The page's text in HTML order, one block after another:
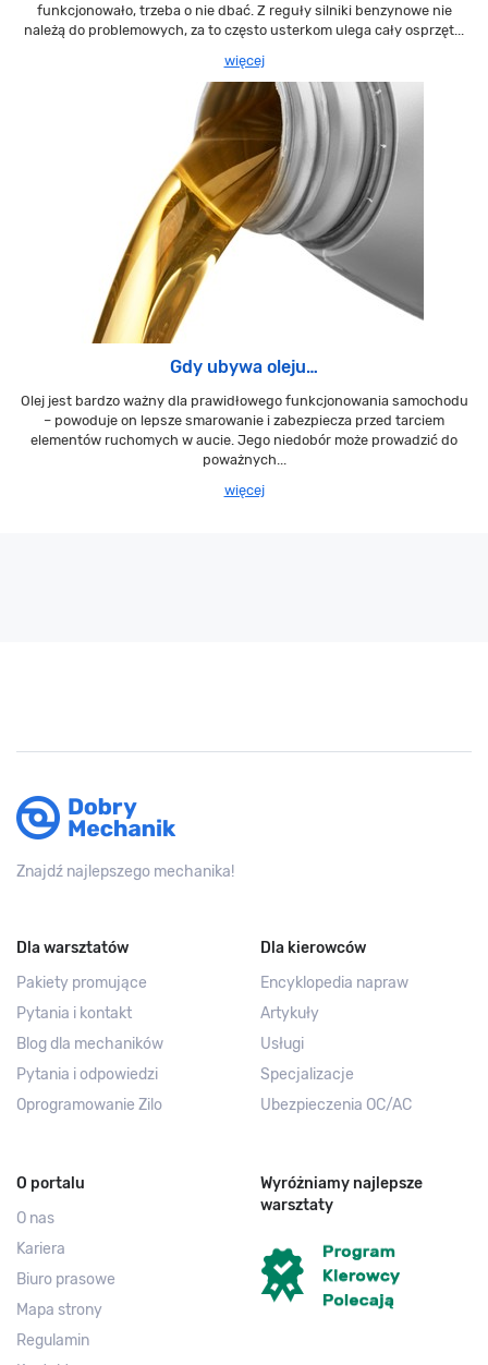
funkcjonowało, trzeba o nie dbać. Z reguły silniki benzynowe nie
należą do problemowych, za to często usterkom ulega cały osprzęt...
więcej
Gdy ubywa oleju…
Olej jest bardzo ważny dla prawidłowego funkcjonowania samochodu
– powoduje on lepsze smarowanie i zabezpiecza przed tarciem
elementów ruchomych w aucie. Jego niedobór może prowadzić do
poważnych...
więcej
Znajdź najlepszego mechanika!
Dla warsztatów
Pakiety promujące
Pytania i kontakt
Blog dla mechaników
Pytania i odpowiedzi
Oprogramowanie Zilo
Dla kierowców
Encyklopedia napraw
Artykuły
Usługi
Specjalizacje
Ubezpieczenia OC/AC
O portalu
O nas
Kariera
Biuro prasowe
Mapa strony
Regulamin
Wyróżniamy najlepsze
warsztaty